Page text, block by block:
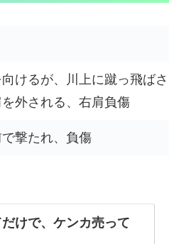
けるが、川上に蹴っ飛ばさ
外される、右肩負傷
撃たれ、負傷
けで、ケンカ売って